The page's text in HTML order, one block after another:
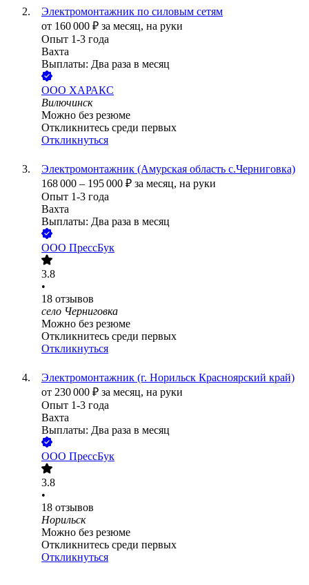
Электромонтажник по силовым сетям
от 160 000 ₽ за месяц, на руки
Опыт 1-3 года
Вахта
Выплаты: Два раза в месяц
ООО ХАРАКС
Вилючинск
Можно без резюме
Откликнитесь среди первых
Откликнуться
Электромонтажник (Амурская область с.Черниговка)
168 000 – 195 000 ₽ за месяц, на руки
Опыт 1-3 года
Вахта
Выплаты: Два раза в месяц
ООО ПрессБук
3.8
•
18 отзывов
село Черниговка
Можно без резюме
Откликнитесь среди первых
Откликнуться
Электромонтажник (г. Норильск Красноярский край)
от 230 000 ₽ за месяц, на руки
Опыт 1-3 года
Вахта
Выплаты: Два раза в месяц
ООО ПрессБук
3.8
•
18 отзывов
Норильск
Можно без резюме
Откликнитесь среди первых
Откликнуться